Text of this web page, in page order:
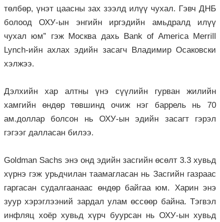
төлбөр, үнэт цаасны зах зээлд илүү чухал. Гэвч ДНБ
болоод ОХУ-ын энгийн иргэдийн амьдралд илүү
чухал юм” гэж Москва дахь Bank of America Merrill
Lynch-ийн ахлах эдийн засагч Владимир Осаковски
хэлжээ.
Дэлхийн хар алтны үнэ сүүлийн гурван жилийн
хамгийн өндөр төвшинд очиж нэг баррель нь 70
ам.доллар болсон нь ОХУ-ын эдийн засагт гэрэл
гэгээг далласан билээ.
Goldman Sachs энэ онд эдийн засгийн өсөлт 3.3 хувьд
хүрнэ гэж урьдчилан таамагласан нь Засгийн газраас
гаргасан судалгаанаас өндөр байгаа юм. Харин энэ
зуур хэрэглээний зар­дал улам өссөөр байна. Тэг­вэл
инфляц хоёр хувьд хүрч буурсан нь ОХУ-ын хувьд